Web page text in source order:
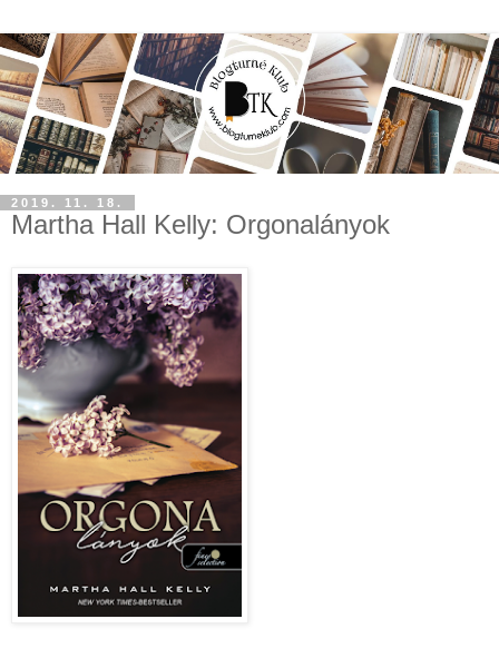
2019. 11. 18.
Martha Hall Kelly: Orgonalányok